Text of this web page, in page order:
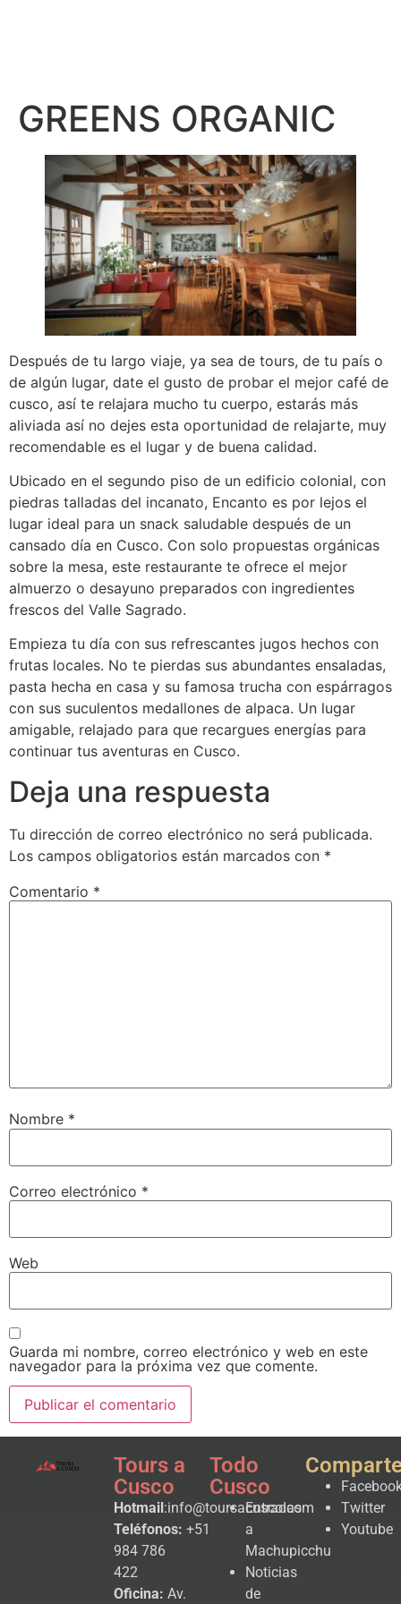
GREENS ORGANIC
Después de tu largo viaje, ya sea de tours, de tu país o
de algún lugar, date el gusto de probar el mejor café de
cusco, así te relajara mucho tu cuerpo, estarás más
aliviada así no dejes esta oportunidad de relajarte, muy
recomendable es el lugar y de buena calidad.
Ubicado en el segundo piso de un edificio colonial, con
piedras talladas del incanato, Encanto es por lejos el
lugar ideal para un snack saludable después de un
cansado día en Cusco. Con solo propuestas orgánicas
sobre la mesa, este restaurante te ofrece el mejor
almuerzo o desayuno preparados con ingredientes
frescos del Valle Sagrado.
Empieza tu día con sus refrescantes jugos hechos con
frutas locales. No te pierdas sus abundantes ensaladas,
pasta hecha en casa y su famosa trucha con espárragos
con sus suculentos medallones de alpaca. Un lugar
amigable, relajado para que recargues energías para
continuar tus aventuras en Cusco.
Deja una respuesta
Tu dirección de correo electrónico no será publicada.
Los campos obligatorios están marcados con *
Comentario *
Nombre *
Correo electrónico *
Web
Guarda mi nombre, correo electrónico y web en este
navegador para la próxima vez que comente.
Tours a
Cusco
Hotmail:info@toursacusco.com
Teléfonos: +51
984 786
422
Oficina: Av.
Todo
Cusco
Entradas
a
Machupicchu
Noticias
de
Twitter
Youtube